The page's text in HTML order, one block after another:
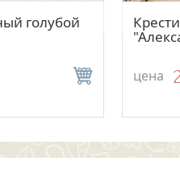
голубой
цена
без
цена